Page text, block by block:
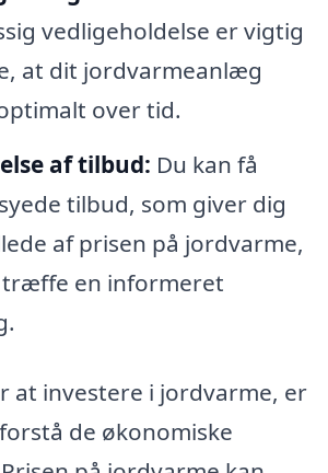
vedligeholdelse er vigtig
at dit jordvarmeanlæg
over tid.
af tilbud: Du kan få
tilbud, som giver dig
af prisen på jordvarme,
træffe en informeret
at investere i jordvarme, er
de økonomiske